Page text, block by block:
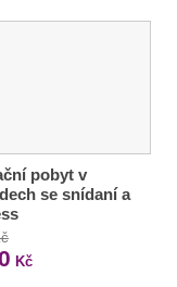
pobyt v
se snídaní a
Kč